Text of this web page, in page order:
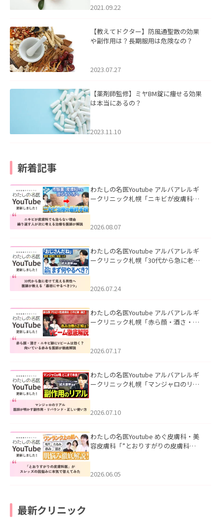
2021.09.22
【教えてドクター】防風通聖散の効果
や副作用は？長期服用は危険なの？
2023.07.27
【薬剤師監修】ミヤBM錠に痩せる効果
は本当にあるの？
2023.11.10
新着記事
わたしの名医Youtube アルバアレルギ
ークリニック札幌「ニキビが皮膚科で
ました。
2026.08.07
わたしの名医Youtube アルバアレルギ
ークリニック札幌「30代から急に老け
た。
2026.07.24
わたしの名医Youtube アルバアレルギ
ークリニック札幌「赤ら顔・酒さ・ニ
した。
2026.07.17
わたしの名医Youtube アルバアレルギ
ークリニック札幌「マンジャロのリア
た。
2026.07.10
わたしの名医Youtube めぐ皮膚科・美
容皮膚科「”とおりすがりの皮膚科
2026.06.05
最新クリニック